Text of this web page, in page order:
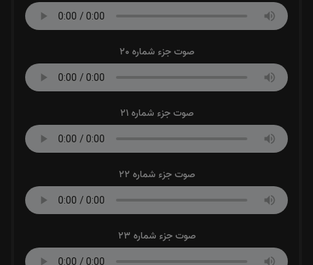
صوت جزء شماره 20
صوت جزء شماره 21
صوت جزء شماره 22
صوت جزء شماره 23